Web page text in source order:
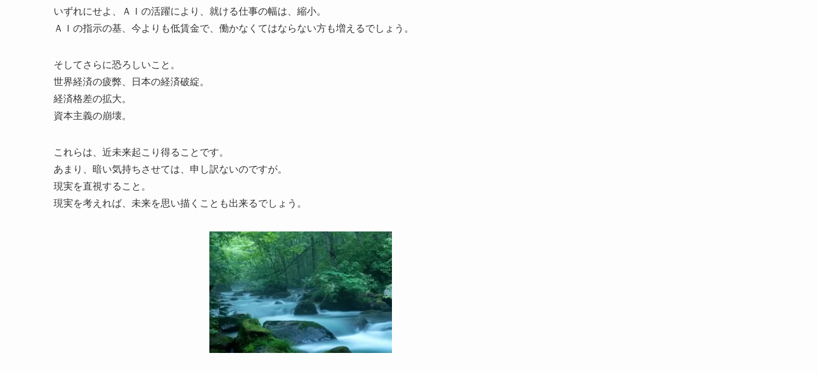
いずれにせよ、ＡＩの活躍により、就ける仕事の幅は、縮小。
ＡＩの指示の基、今よりも低賃金で、働かなくてはならない方も増えるでしょう。
そしてさらに恐ろしいこと。
世界経済の疲弊、日本の経済破綻。
経済格差の拡大。
資本主義の崩壊。
これらは、近未来起こり得ることです。
あまり、暗い気持ちさせては、申し訳ないのですが。
現実を直視すること。
現実を考えれば、未来を思い描くことも出来るでしょう。